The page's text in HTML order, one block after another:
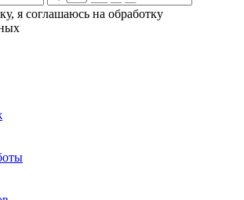
я соглашаюсь на обработку